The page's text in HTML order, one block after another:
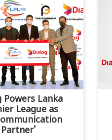
Powers Lanka
League as
Partner'